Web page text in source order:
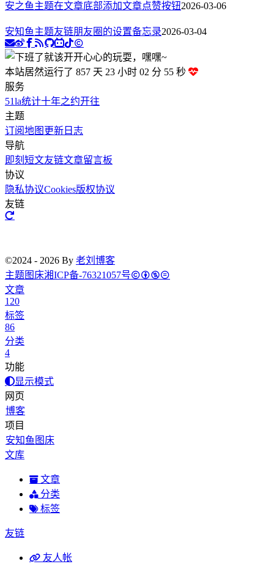
安之鱼主题在文章底部添加文章点赞按钮2026-03-06
安知鱼主题友链朋友圈的设置备忘录2026-03-04
本站居然运行了 857 天 23 小时 02 分 55 秒
服务
51la统计十年之约开往
主题
订阅地图 更新日志
导航
即刻短文友链文章留言板
协议
隐私协议Cookies版权协议
友链
©2024 - 2026 By 老刘博客
主题 图床湘ICP备-76321057号
文章
120
标签
86
分类
4
功能
显示模式
网页
博客
项目
安知鱼图床
文库
文章
分类
标签
友链
友人帐